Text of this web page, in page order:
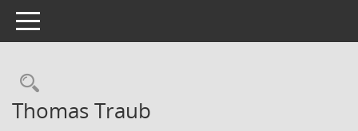
Toggle navigation
Rechercheauswahl
Thomas Traub